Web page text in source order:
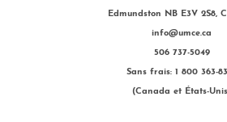
Edmundston NB E3V 2S8,
info@umce.ca
506 737-5049
Sans frais: 1 800 363-
(Canada et États-